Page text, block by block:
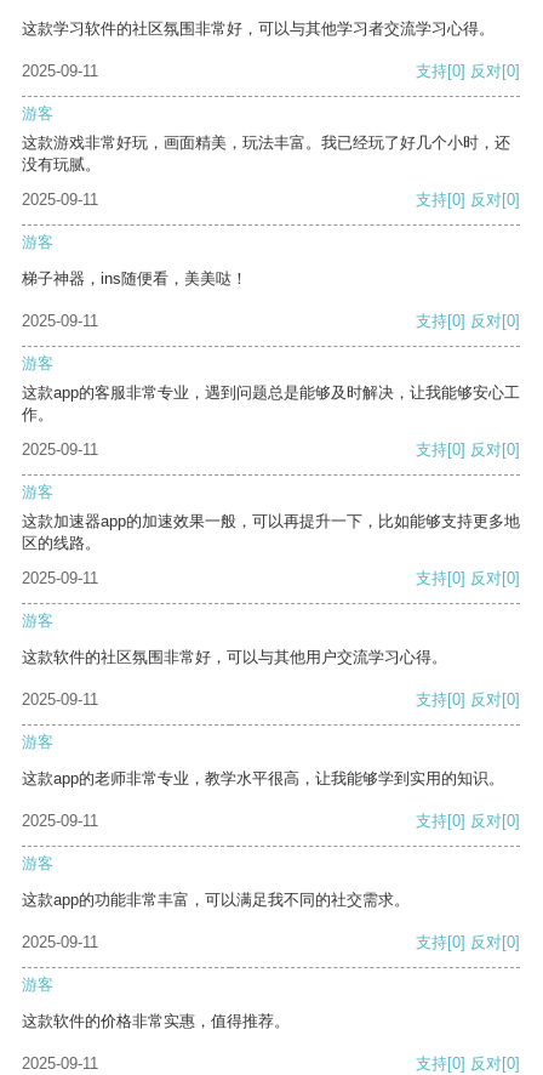
这款学习软件的社区氛围非常好，可以与其他学习者交流学习心得。
2025-09-11 支持[0] 反对[0]
游客
这款游戏非常好玩，画面精美，玩法丰富。我已经玩了好几个小时，还
没有玩腻。
2025-09-11
支持[0] 反对[0]
游客
梯子神器，ins随便看，美美哒！
2025-09-11 支持[0] 反对[0]
游客
这款app的客服非常专业，遇到问题总是能够及时解决，让我能够安心工
作。
2025-09-11
支持[0] 反对[0]
游客
这款加速器app的加速效果一般，可以再提升一下，比如能够支持更多地
区的线路。
2025-09-11
支持[0] 反对[0]
游客
这款软件的社区氛围非常好，可以与其他用户交流学习心得。
2025-09-11 支持[0] 反对[0]
游客
这款app的老师非常专业，教学水平很高，让我能够学到实用的知识。
2025-09-11 支持[0] 反对[0]
游客
这款app的功能非常丰富，可以满足我不同的社交需求。
2025-09-11 支持[0] 反对[0]
游客
这款软件的价格非常实惠，值得推荐。
2025-09-11 支持[0] 反对[0]